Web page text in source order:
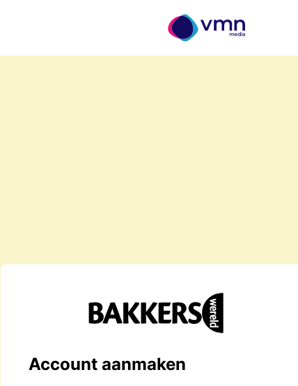
Account aanmaken